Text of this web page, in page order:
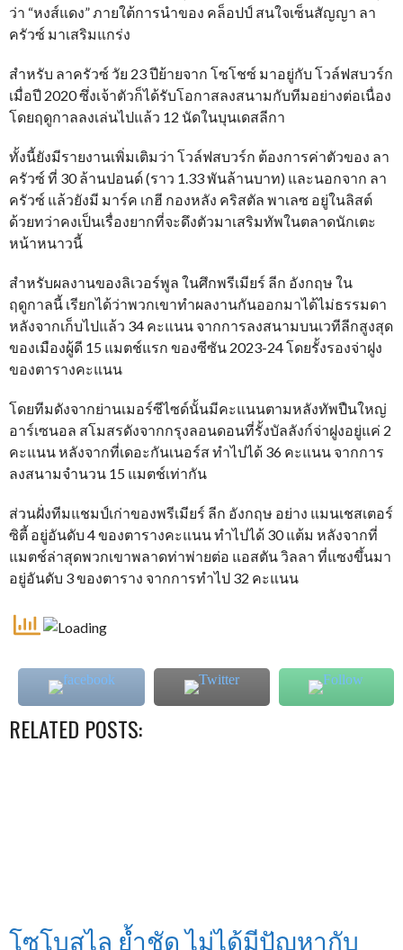
ว่า “หงส์แดง” ภายใต้การนำของ คล็อปป์ สนใจเซ็นสัญญา ลา
ครัวซ์ มาเสริมแกร่ง
สำหรับ ลาครัวซ์ วัย 23 ปีย้ายจาก โซโชซ์ มาอยู่กับ โวล์ฟสบวร์ก
เมื่อปี 2020 ซึ่งเจ้าตัวก็ได้รับโอกาสลงสนามกับทีมอย่างต่อเนื่อง
โดยฤดูกาลลงเล่นไปแล้ว 12 นัดในบุนเดสลีกา
ทั้งนี้ยังมีรายงานเพิ่มเติมว่า โวล์ฟสบวร์ก ต้องการค่าตัวของ ลา
ครัวซ์ ที่ 30 ล้านปอนด์ (ราว 1.33 พันล้านบาท) และนอกจาก ลา
ครัวซ์ แล้วยังมี มาร์ค เกฮี กองหลัง คริสตัล พาเลซ อยู่ในลิสต์
ด้วยทว่าคงเป็นเรื่องยากที่จะดึงตัวมาเสริมทัพในตลาดนักเตะ
หน้าหนาวนี้
สำหรับผลงานของลิเวอร์พูล ในศึกพรีเมียร์ ลีก อังกฤษ ใน
ฤดูกาลนี้ เรียกได้ว่าพวกเขาทำผลงานกันออกมาได้ไม่ธรรมดา
หลังจากเก็บไปแล้ว 34 คะแนน จากการลงสนามบนเวทีลีกสูงสุด
ของเมืองผู้ดี 15 แมตช์แรก ของซีซัน 2023-24 โดยรั้งรองจ่าฝูง
ของตารางคะแนน
โดยทีมดังจากย่านเมอร์ซีไซด์นั้นมีคะแนนตามหลังทัพปืนใหญ่
อาร์เซนอล สโมสรดังจากกรุงลอนดอนที่รั้งบัลลังก์จ่าฝูงอยู่แค่ 2
คะแนน หลังจากที่เดอะกันเนอร์ส ทำไปได้ 36 คะแนน จากการ
ลงสนามจำนวน 15 แมตช์เท่ากัน
ส่วนฝั่งทีมแชมป์เก่าของพรีเมียร์ ลีก อังกฤษ อย่าง แมนเชสเตอร์
ซิตี้ อยู่อันดับ 4 ของตารางคะแนน ทำไปได้ 30 แต้ม หลังจากที่
แมตช์ล่าสุดพวกเขาพลาดท่าพ่ายต่อ แอสตัน วิลลา ที่แซงขึ้นมา
อยู่อันดับ 3 ของตาราง จากการทำไป 32 คะแนน
RELATED POSTS:
โซโบสไล ย้ำชัด ไม่ได้มีปัญหากับ